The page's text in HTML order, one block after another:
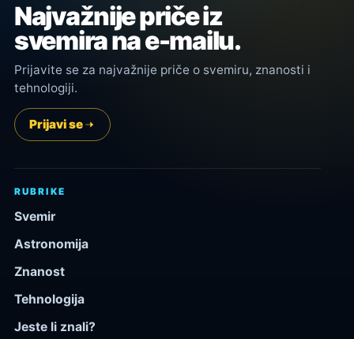
Najvažnije priče iz
svemira na e-mailu.
Prijavite se za najvažnije priče o svemiru, znanosti i
tehnologiji.
Prijavi se
RUBRIKE
Svemir
Astronomija
Znanost
Tehnologija
Jeste li znali?